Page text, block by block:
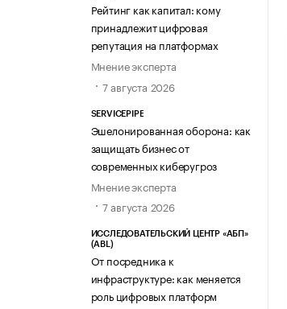
Рейтинг как капитал: кому
принадлежит цифровая
репутация на платформах
Мнение эксперта
7 августа 2026
SERVICEPIPE
Эшелонированная оборона: как
защищать бизнес от
современных киберугроз
Мнение эксперта
7 августа 2026
ИССЛЕДОВАТЕЛЬСКИЙ ЦЕНТР «АБП»
(ABL)
От посредника к
инфраструктуре: как меняется
роль цифровых платформ